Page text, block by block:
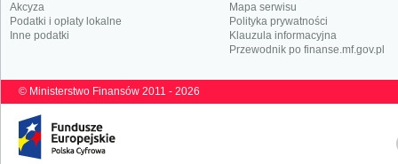
Akcyza
Podatki i opłaty lokalne
Inne podatki
Mapa serwisu
Polityka prywatności
Klauzula informacyjna
Przewodnik po finanse.mf.gov.pl
© Ministerstwo Finansów 2011 - 2026